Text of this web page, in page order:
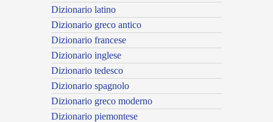
Dizionario latino
Dizionario greco antico
Dizionario francese
Dizionario inglese
Dizionario tedesco
Dizionario spagnolo
Dizionario greco moderno
Dizionario piemontese